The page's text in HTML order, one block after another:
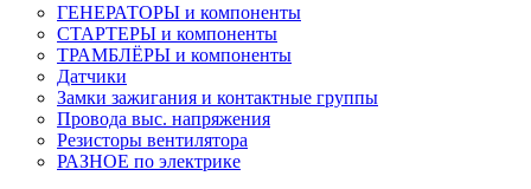
ГЕНЕРАТОРЫ и компоненты
СТАРТЕРЫ и компоненты
ТРАМБЛЁРЫ и компоненты
Датчики
Замки зажигания и контактные группы
Провода выс. напряжения
Резисторы вентилятора
РАЗНОЕ по электрике